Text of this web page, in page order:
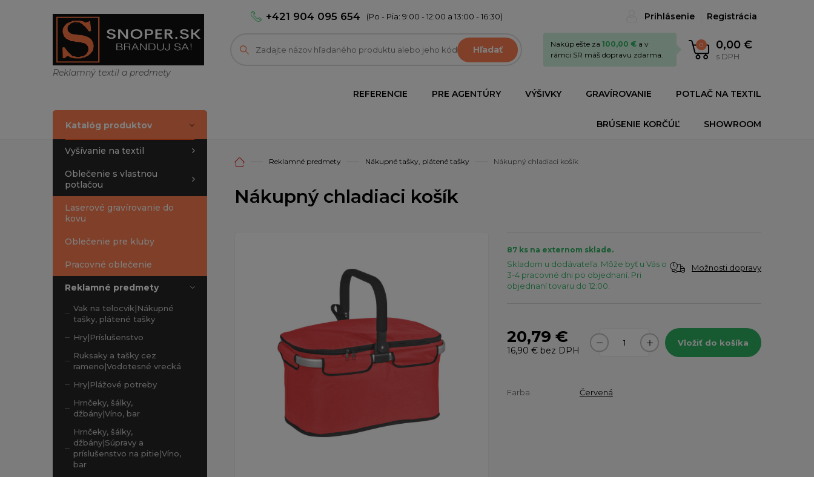
Reklamný textil a predmety
+421 904 095 654 (Po - Pia: 9:00 - 12:00 a 13:00 - 16:30) Prihlásenie Registrácia
Hľadať 0 0,00 €
s DPH
Nakúp ešte za 100,00 € a v
rámci SR máš dopravu zdarma.
REFERENCIE PRE AGENTÚRY VÝŠIVKY GRAVÍROVANIE POTLAČ NA TEXTIL
BRÚSENIE KORČÚĽ SHOWROOM
Katalóg produktov
Vyšívanie na textil
Oblečenie s vlastnou
potlačou
Laserové gravírovanie do
kovu
Oblečenie pre kluby
Pracovné oblečenie
Reklamné predmety
Vak na telocvik|Nákupné
tašky, plátené tašky
Hry|Príslušenstvo
Ruksaky a tašky cez
rameno|Vodotesné vrecká
Hry|Plážové potreby
Hrnčeky, šálky,
džbány|Víno, bar
Hrnčeky, šálky,
džbány|Súpravy a
príslušenstvo na pitie|Víno,
bar
Reklamné predmety Nákupné tašky, plátené tašky Nákupný chladiaci košík
Nákupný chladiaci košík
87 ks na externom sklade.
Skladom u dodávateľa. Môže byť u Vás o
3-4 pracovné dni po objednaní. Pri
objednaní tovaru do 12:00.
Možnosti dopravy
20,79 €
16,90 € bez DPH
Vložiť do košíka
Farba Červená